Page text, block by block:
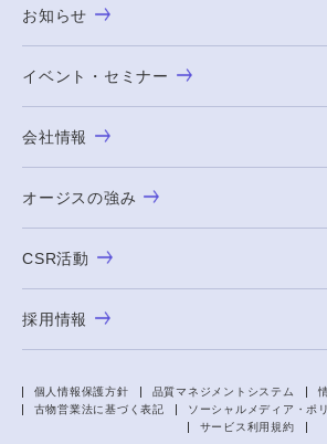
お知らせ
イベント・セミナー
会社情報
オージスの強み
CSR活動
採用情報
個人情報保護方針 品質マネジメントシステム
古物営業法に基づく表記
ソーシャルメディア・ポ
サービス利用規約